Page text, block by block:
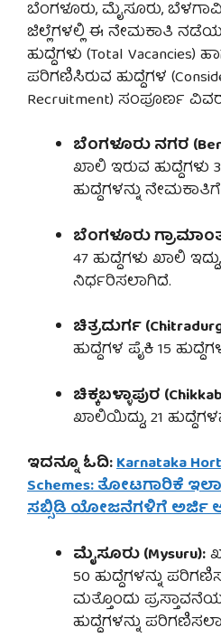
ಬೆಂಗಳೂರು, ಮೈಸೂರು,
ಜಿಲ್ಲೆಗಳಲ್ಲಿ ಈ ನೇಮಕಾತಿ
ಹುದ್ದೆಗಳು (Total Vacancies)
ಪರಿಗಣಿಸಿರುವ ಹುದ್ದೆಗಳ
Recruitment) ಸಂಪೂರ್ಣ
ಬೆಂಗಳೂರು ನಗರ
ಖಾಲಿ ಇರುವ ಹುದ್ದೆಗಳು
ಹುದ್ದೆಗಳನ್ನು
ಬೆಂಗಳೂರು
47 ಹುದ್ದೆಗಳು ಖಾಲಿ
ನಿರ್ಧರಿಸಲಾಗಿದೆ.
ಚಿತ್ರದುರ್ಗ
ಹುದ್ದೆಗಳ ಪೈಕಿ 15
ಚಿಕ್ಕಬಳ್ಳಾಪುರ
ಖಾಲಿಯಿದ್ದು, 21
ಇದನ್ನೂ ಓದಿ:Karnataka
Schemes: ತೋಟಗಾರಿಕೆ
ಸಬ್ಸಿಡಿ ಯೋಜನೆಗಳಿಗೆ ಅರ್ಜಿ
ಮೈಸೂರು (Mysuru):
50 ಹುದ್ದೆಗಳನ್ನು
ಮತ್ತೊಂದು
ಹುದ್ದೆಗಳನ್ನು